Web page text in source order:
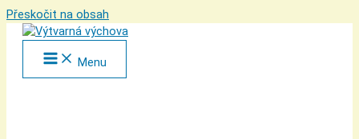
Přeskočit na obsah
Menu